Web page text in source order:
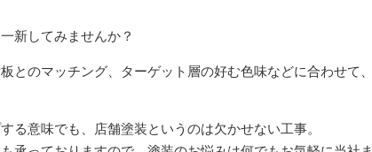
新してみませんか？
のマッチング、ターゲット層の好む色味などに合わせて、
る意味でも、店舗塗装というのは欠かせない工事。